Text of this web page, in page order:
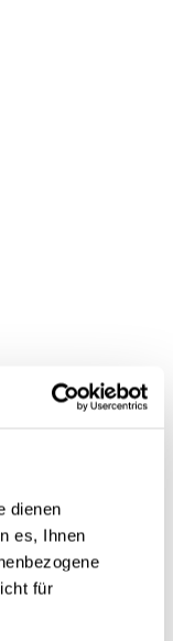
dienen
es, Ihnen
für